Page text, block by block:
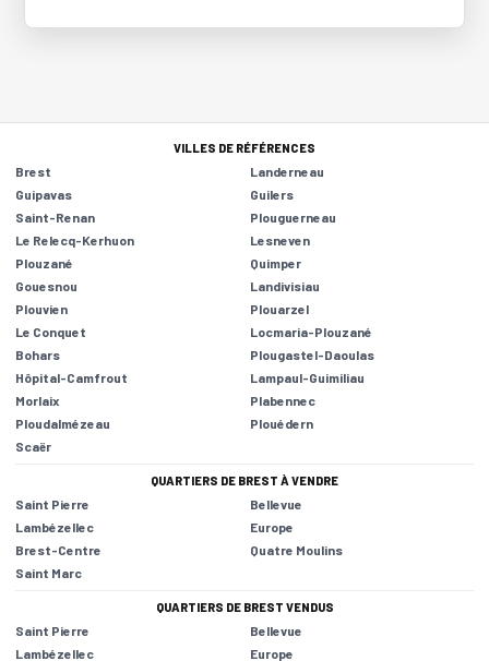
VILLES DE RÉFÉRENCES
Brest
Landerneau
Guipavas
Guilers
Saint-Renan
Plouguerneau
Le Relecq-Kerhuon
Lesneven
Plouzané
Quimper
Gouesnou
Landivisiau
Plouvien
Plouarzel
Le Conquet
Locmaria-Plouzané
Bohars
Plougastel-Daoulas
Hôpital-Camfrout
Lampaul-Guimiliau
Morlaix
Plabennec
Ploudalmézeau
Plouédern
Scaër
QUARTIERS DE BREST À VENDRE
Saint Pierre
Bellevue
Lambézellec
Europe
Brest-Centre
Quatre Moulins
Saint Marc
QUARTIERS DE BREST VENDUS
Saint Pierre
Bellevue
Lambézellec
Europe